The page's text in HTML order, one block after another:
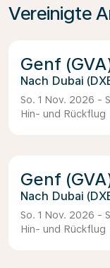
Vereinigte
Genf
Dubai
So. 1 Nov. 2026 -
Hin- und Rückflug
Genf
Dubai
So. 1 Nov. 2026 -
Hin- und Rückflug